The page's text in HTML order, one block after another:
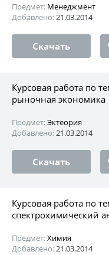
Предмет: Менеджмент
Добавлено:21.03.2014
Скачать
Курсовая работа по
рыночная экономика
Предмет:Эктеория
Добавлено:21.03.2014
Скачать
Курсовая работа по
спектрохимический
Предмет:Химия
Добавлено:21.03.2014